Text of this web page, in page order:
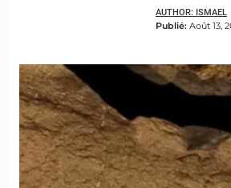
AUTHOR: ISMAEL
Publié: Août 13,